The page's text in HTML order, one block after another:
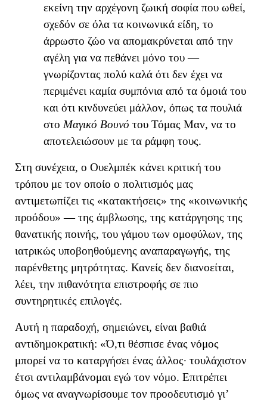
εκείνη την αρχέγονη ζωική σοφία που ωθεί,
σχεδόν σε όλα τα κοινωνικά είδη, το
άρρωστο ζώο να απομακρύνεται από την
αγέλη για να πεθάνει μόνο του —
γνωρίζοντας πολύ καλά ότι δεν έχει να
περιμένει καμία συμπόνια από τα όμοιά του
και ότι κινδυνεύει μάλλον, όπως τα πουλιά
στο Μαγικό Βουνό του Τόμας Μαν, να το
αποτελειώσουν με τα ράμφη τους.
Στη συνέχεια, ο Ουελμπέκ κάνει κριτική του
τρόπου με τον οποίο ο πολιτισμός μας
αντιμετωπίζει τις «κατακτήσεις» της «κοινωνικής
προόδου» —της άμβλωσης, της κατάργησης της
θανατικής ποινής, του γάμου των ομοφύλων, της
ιατρικώς υποβοηθούμενης αναπαραγωγής, της
παρένθετης μητρότητας. Κανείς δεν διανοείται,
λέει, την πιθανότητα επιστροφής σε πιο
συντηρητικές επιλογές.
Αυτή η παραδοχή, σημειώνει, είναι βαθιά
αντιδημοκρατική: «Ό,τι θέσπισε ένας νόμος
μπορεί να το καταργήσει ένας άλλος· τουλάχιστον
έτσι αντιλαμβάνομαι εγώ τον νόμο. Επιτρέπει
όμως να αναγνωρίσουμε τον προοδευτισμό γι’